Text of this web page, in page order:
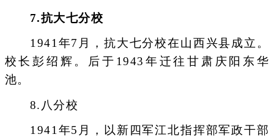
7.抗大七分校
1941年7月，抗大七分校在山西兴县成立。
校长彭绍辉。后于1943年迁往甘肃庆阳东华
池。
8.八分校
1941年5月，以新四军江北指挥部军政干部